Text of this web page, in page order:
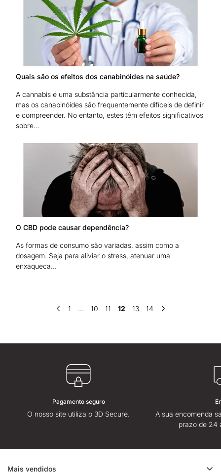
Quais são os efeitos dos canabinóides na saúde?
A cannabis é uma substância particularmente conhecida,
mas os canabinóides são frequentemente difíceis de definir
e compreender. No entanto, estes têm efeitos significativos
sobre...
O CBD pode causar dependência?
As formas de consumo são variadas, assim como a
dosagem. Seja para aliviar o stress, atenuar uma
enxaqueca...
1 … 10 11 12 13 14
Pagamento seguro
O nosso site utiliza o 3D Secure.
A sua encomenda
prazo de 24
Mais vendidos